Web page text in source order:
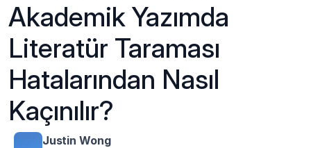
Akademik Yazımda
Literatür Taraması
Hatalarından Nasıl
Kaçınılır?
Justin Wong